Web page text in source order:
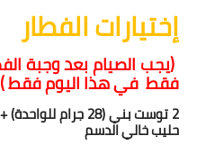
إختيارات الفطار
فقط في هذا اليوم فقط )
2 توست بني (28 جرام للواحدة)
حليب خالي الدسم